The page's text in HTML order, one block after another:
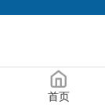
首页